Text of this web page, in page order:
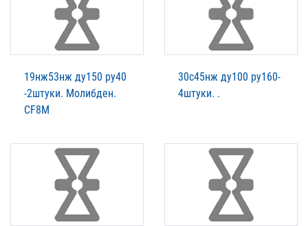
19нж53нж ду150 ру40
-2штуки. Молибден.
CF8M
30с45нж ду100 ру160-
4штуки. .